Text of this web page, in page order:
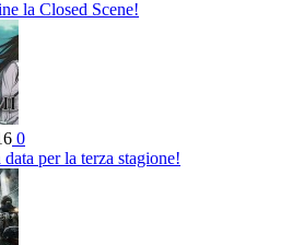
la Closed Scene!
0
per la terza stagione!